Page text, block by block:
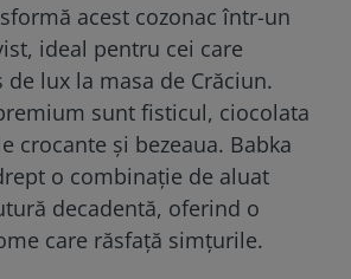
acest cozonac într-un
ideal pentru cei care
lux la masa de Crăciun.
sunt fisticul, ciocolata
crocante şi bezeaua. Babka
o combinație de aluat
decadentă, oferind o
care răsfață simțurile.